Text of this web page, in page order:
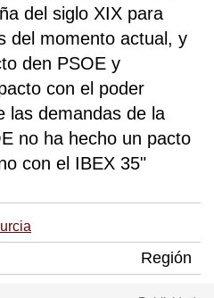
del siglo XIX para
del momento actual, y
den PSOE y
con el poder
las demandas de la
no ha hecho un pacto
con el IBEX 35"
Región